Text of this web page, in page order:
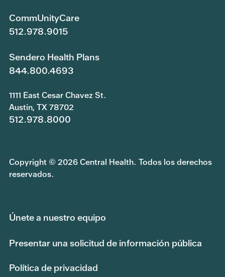
CommUnityCare
512.978.9015
Sendero Health Plans
844.800.4693
1111 East Cesar Chavez St.
Austin, TX 78702
512.978.8000
Copyright © 2026 Central Health. Todos los derechos
reservados.
Únete a nuestro equipo
Presentar una solicitud de información pública
Política de privacidad